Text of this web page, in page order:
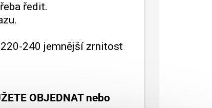
ředit.
240 jemnější zrnitost
OBJEDNAT nebo